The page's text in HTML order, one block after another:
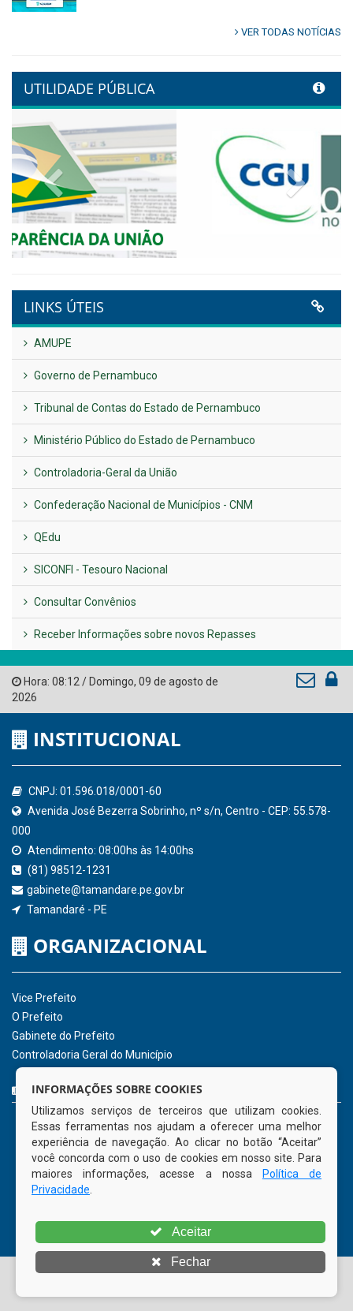
alinhamento estratégico do
Conecta+ Tamandaré.
NOTA DE PESAR E LUTO OFICIAL
Publicado em: 9 de junho de 2026
Plano Diretor – 2026
Publicado em: 14 de maio de 2026
VER TODAS NOTÍCIAS
UTILIDADE PÚBLICA
Previous
LINKS ÚTEIS
AMUPE
Governo de Pernambuco
Tribunal de Contas do Estado de Pernambuco
Ministério Público do Estado de Pernambuco
Controladoria-Geral da União
Confederação Nacional de Municípios - CNM
QEdu
Consultar Convênios
Receber Informações sobre novos Repasses
Hora:08:12/ Domingo ,09 de agosto de
2026
INSTITUCIONAL
CNPJ: 01.596.018/0001-60
000
Atendimento: 08:00hs às 14:00hs
(81) 98512-1231
gabinete@tamandare.pe.gov.br
Tamandaré - PE
Vice Prefeito
Gabinete do Prefeito
INFORMAÇÕES SOBRE COOKIES
Utilizamos serviços de terceiros que utilizam cookies.
Essas ferramentas nos ajudam a oferecer uma melhor
experiência de navegação. Ao clicar no botão “Aceitar”
você concorda com o uso de cookies em nosso site. Para
maiores informações, acesse a nossa
Política de
Privacidade
Aceitar
Fechar